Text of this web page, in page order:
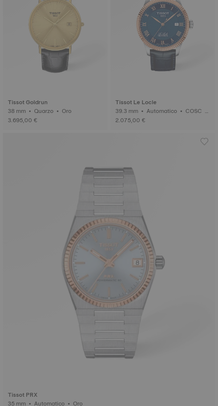
Tissot Goldrun
38 mm • Quarzo • Oro
3.695,00 €
Tissot Le Locle
39.3 mm • Automatico • COSC •
Oro
2.075,00 €
Tissot PRX
35 mm • Automatico • Oro